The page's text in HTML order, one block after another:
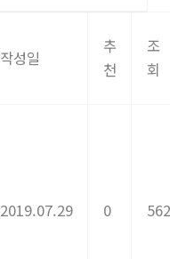
작성일
추
천
조
회
2019.07.29 0 562